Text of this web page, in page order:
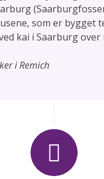
som er bygget
kai i Saarburg over
i Remich